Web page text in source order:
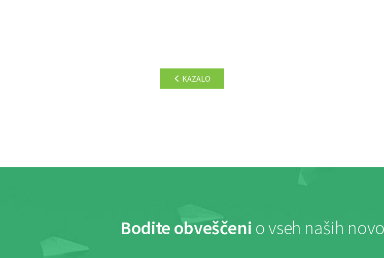
KAZALO
Bodite obveščeni o vseh naših